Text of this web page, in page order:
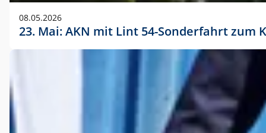
08.05.2026
23. Mai: AKN mit Lint 54-Sonderfahrt